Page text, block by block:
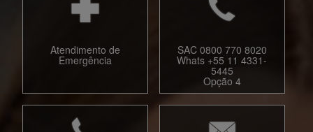
Atendimento de
Emergência
SAC 0800 770 8020
Whats +55 11 4331-
5445
Opção 4